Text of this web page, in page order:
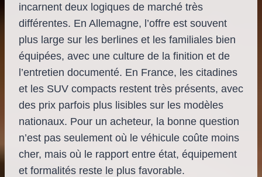
incarnent deux logiques de marché très
différentes. En Allemagne, l’offre est souvent
plus large sur les berlines et les familiales bien
équipées, avec une culture de la finition et de
l’entretien documenté. En France, les citadines
et les SUV compacts restent très présents, avec
des prix parfois plus lisibles sur les modèles
nationaux. Pour un acheteur, la bonne question
n’est pas seulement où le véhicule coûte moins
cher, mais où le rapport entre état, équipement
et formalités reste le plus favorable.